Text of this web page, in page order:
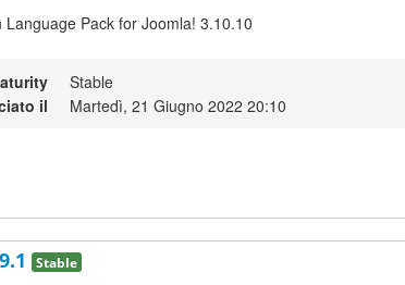
Pack for Joomla! 3.10.10
Stable
il
Martedì, 21 Giugno 2022 20:10
Stable